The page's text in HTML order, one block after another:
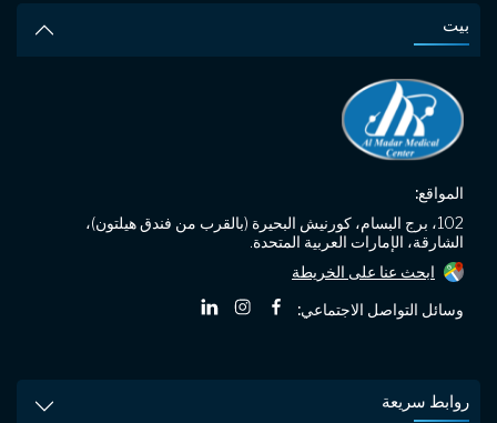
102، برج البسام، كورنيش البحيرة (بالقرب من فندق هيلتون)،
الشارقة، الإمارات العربية المتحدة.
ابحث عنا على الخريطةالأقسام
© المدار المركز الطبي | جميع الحقوق محفوظة.
سياسة الخصوصية
صمم بواسطة: